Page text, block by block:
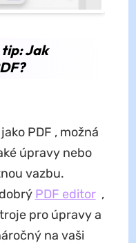
tip: Jak
PDF , možná
úpravy nebo
vazbu.
PDF editor,
pro úpravy a
na vaši